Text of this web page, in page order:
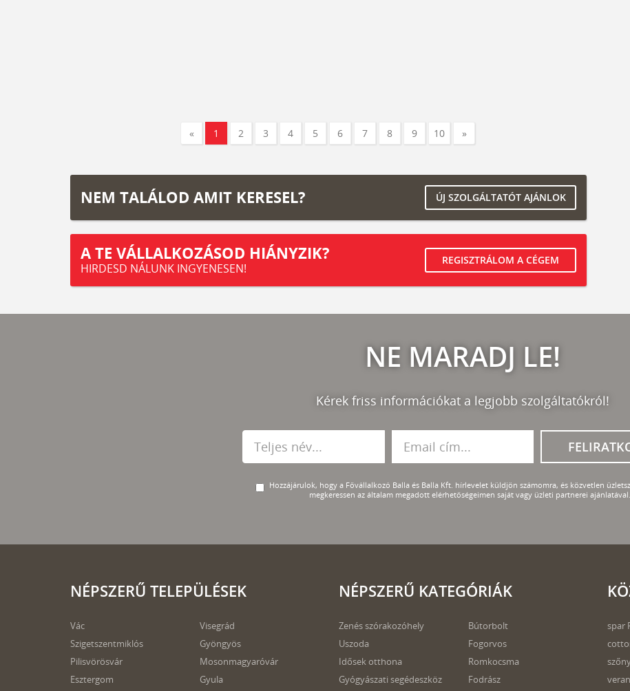
« 1 2 3 4 5 6 7 8 9 10 »
NEM TALÁLOD AMIT KERESEL? ÚJ SZOLGÁLTATÓT AJÁNLOK
A TE VÁLLALKOZÁSOD HIÁNYZIK?
HIRDESD NÁLUNK INGYENESEN!
REGISZTRÁLOM A CÉGEM
NE MARADJ LE!
Kérek friss információkat a legjobb szolgáltatókról!
Hozzájárulok, hogy a Fővállalkozó Balla és Balla Kft. hírlevelet küldjön számomra, és közvetlen
megkeressen az általam megadott elérhetőségeimen saját vagy üzleti partnerei ajánlatával.
NÉPSZERŰ TELEPÜLÉSEK
Vác
Szigetszentmiklós
Pilisvörösvár
Esztergom
Visegrád
Gyöngyös
Mosonmagyaróvár
Gyula
NÉPSZERŰ KATEGÓRIÁK
Zenés szórakozóhely
Uszoda
Idősek otthona
Gyógyászati segédeszköz
Bútorbolt
Fogorvos
Romkocsma
Fodrász
spar